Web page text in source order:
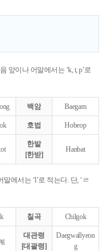
앞이나 어말에서는 ‘k, t, p’로
백암 Baegam
호법 Hobeop
한밭
[한받]
Hanbat
에서는 ‘l’로 적는다. 단, ‘ㄹ
칠곡 Chilgok
대관령
[대괄령]
Daegwallyeon
g